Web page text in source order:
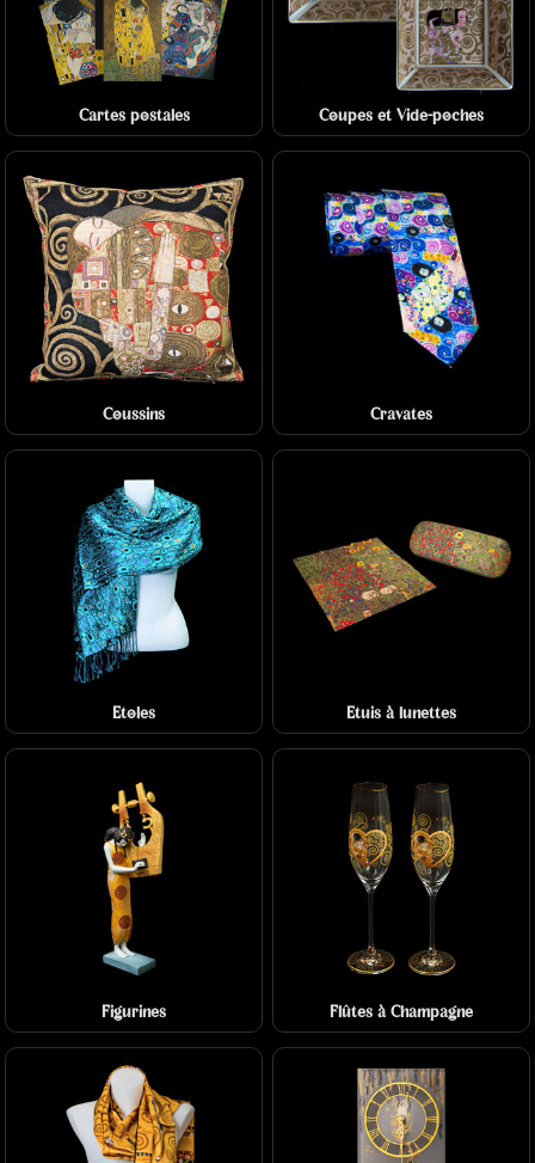
Cartes postales Coupes et Vide-poches
Coussins Cravates
Etoles Etuis à lunettes
Figurines Flûtes à Champagne